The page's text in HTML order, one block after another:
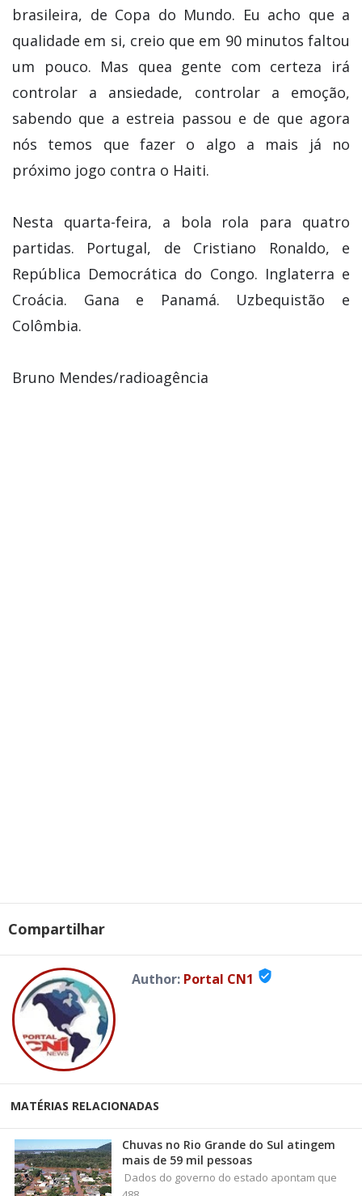
brasileira, de Copa do Mundo. Eu acho que a
qualidade em si, creio que em 90 minutos faltou
um pouco. Mas quea gente com certeza irá
controlar a ansiedade, controlar a emoção,
sabendo que a estreia passou e de que agora
nós temos que fazer o algo a mais já no
próximo jogo contra o Haiti.
Nesta quarta-feira, a bola rola para quatro
partidas. Portugal, de Cristiano Ronaldo, e
República Democrática do Congo. Inglaterra e
Croácia. Gana e Panamá. Uzbequistão e
Colômbia.
Bruno Mendes/radioagência
Compartilhar
Author: Portal CN1 verified_user
MATÉRIAS RELACIONADAS
Chuvas no Rio Grande do Sul atingem
mais de 59 mil pessoas
Dados do governo do estado apontam que